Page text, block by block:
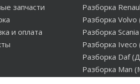
запчасти
и оплата
Разборка
Разборка Volvo
Разборка
Разборка Iveco
Разборка Daf
Разборка Man